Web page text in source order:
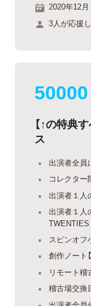
2020年12月
3人が応援
50000
【↑の特典
ス
出演者全員
コレクター
出演者１人
出演者１人
TWENTIES
スピンオフ
創作ノート
リモート稽
稽古場交換